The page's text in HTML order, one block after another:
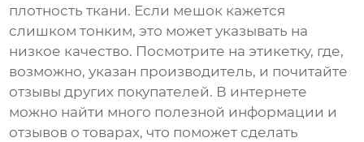
плотность ткани. Если мешок кажется
слишком тонким, это может указывать на
низкое качество. Посмотрите на этикетку, где,
возможно, указан производитель, и почитайте
отзывы других покупателей. В интернете
можно найти много полезной информации и
отзывов о товарах, что поможет сделать